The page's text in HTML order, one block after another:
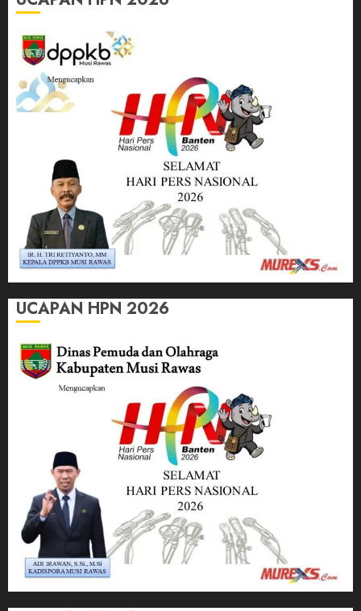
UCAPAN HPN 2026